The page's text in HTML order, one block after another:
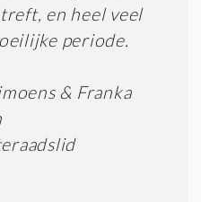
en heel veel
periode.
& Franka